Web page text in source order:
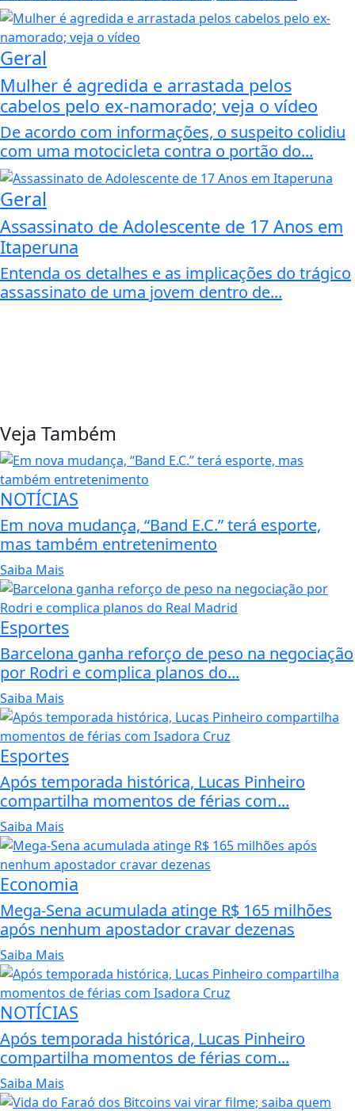
Geral
Mulher é agredida e arrastada pelos
cabelos pelo ex-namorado; veja o vídeo
De acordo com informações, o suspeito colidiu
com uma motocicleta contra o portão do...
Geral
Assassinato de Adolescente de 17 Anos em
Itaperuna
Entenda os detalhes e as implicações do trágico
assassinato de uma jovem dentro de...
Veja Também
NOTÍCIAS
Em nova mudança, “Band E.C.” terá esporte,
mas também entretenimento
Saiba Mais
Esportes
Barcelona ganha reforço de peso na negociação
por Rodri e complica planos do...
Saiba Mais
Esportes
Após temporada histórica, Lucas Pinheiro
compartilha momentos de férias com...
Saiba Mais
Economia
Mega-Sena acumulada atinge R$ 165 milhões
após nenhum apostador cravar dezenas
Saiba Mais
NOTÍCIAS
Após temporada histórica, Lucas Pinheiro
compartilha momentos de férias com...
Saiba Mais